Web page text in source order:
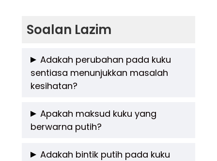
Soalan Lazim
Adakah perubahan pada kuku
sentiasa menunjukkan masalah
kesihatan?
Tidak semestinya. Sesetengah perubahan
pada kuku boleh berlaku akibat faktor luaran
Apakah maksud kuku yang
berwarna putih?
Kuku yang terlalu pucat atau putih boleh
Adakah bintik putih pada kuku